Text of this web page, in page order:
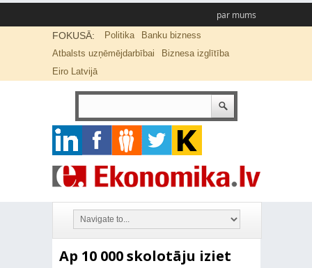
par mums
FOKUSĀ: Politika
Banku bizness
Atbalsts uzņēmējdarbībai
Biznesa izglītība
Eiro Latvijā
Ap 10 000 skolotāju iziet